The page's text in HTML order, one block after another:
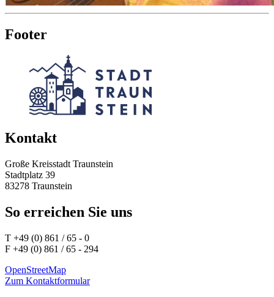
Footer
Kontakt
Große Kreisstadt Traunstein
Stadtplatz 39
83278 Traunstein
So erreichen Sie uns
T +49 (0) 861 / 65 - 0
F +49 (0) 861 / 65 - 294
OpenStreetMap
Zum Kontaktformular